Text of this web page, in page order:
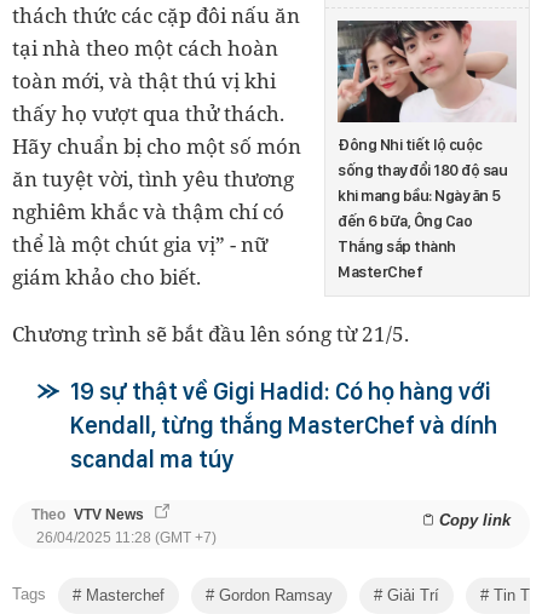
Đông Nhi tiết lộ cuộc
sống thay đổi 180 độ sau
khi mang bầu: Ngày ăn 5
đến 6 bữa, Ông Cao
Thắng sắp thành
MasterChef
thách thức các cặp đôi nấu ăn
tại nhà theo một cách hoàn
toàn mới, và thật thú vị khi
thấy họ vượt qua thử thách.
Hãy chuẩn bị cho một số món
ăn tuyệt vời, tình yêu thương
nghiêm khắc và thậm chí có
thể là một chút gia vị” - nữ
giám khảo cho biết.
Chương trình sẽ bắt đầu lên sóng từ 21/5.
19 sự thật về Gigi Hadid: Có họ hàng với
Kendall, từng thắng MasterChef và dính
scandal ma túy
Theo VTV News Copy link
26/04/2025 11:28 (GMT +7)
Tags Masterchef Gordon Ramsay Giải Trí Tin